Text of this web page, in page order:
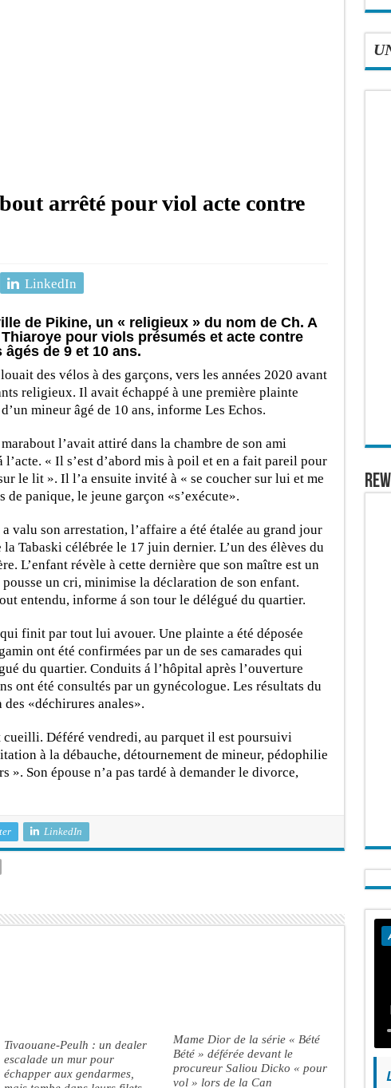
arrêté pour viol acte contre
LinkedIn
de Pikine, un « religieux » du nom de Ch. A
pour viols présumés et acte contre
de 9 et 10 ans.
des vélos à des garçons, vers les années 2020 avant
religieux. Il avait échappé à une première plainte
mineur âgé de 10 ans, informe Les Echos.
l’avait attiré dans la chambre de son ami
l’acte. « Il s’est d’abord mis à poil et en a fait pareil pour
le lit ». Il l’a ensuite invité à « se coucher sur lui et me
panique, le jeune garçon «s’exécute».
valu son arrestation, l’affaire a été étalée au grand jour
Tabaski célébrée le 17 juin dernier. L’un des élèves du
L’enfant révèle à cette dernière que son maître est un
un cri, minimise la déclaration de son enfant.
entendu, informe á son tour le délégué du quartier.
finit par tout lui avouer. Une plainte a été déposée
ont été confirmées par un de ses camarades qui
du quartier. Conduits á l’hôpital après l’ouverture
ont été consultés par un gynécologue. Les résultats du
«déchirures anales».
cueilli. Déféré vendredi, au parquet il est poursuivi
à la débauche, détournement de mineur, pédophilie
». Son épouse n’a pas tardé à demander le divorce,
LinkedIn
Tivaouane-Peulh : un dealer
escalade un mur pour
échapper aux gendarmes,
Mame Dior de la série « Bété
Bété » déférée devant le
procureur Saliou Dicko « pour
vol » lors de la Can